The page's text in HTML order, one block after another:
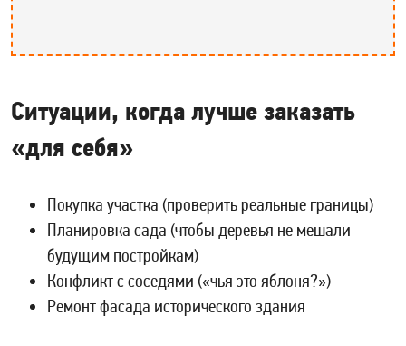
Ситуации, когда лучше заказать
«для себя»
Покупка участка (проверить реальные границы)
Планировка сада (чтобы деревья не мешали
будущим постройкам)
Конфликт с соседями («чья это яблоня?»)
Ремонт фасада исторического здания